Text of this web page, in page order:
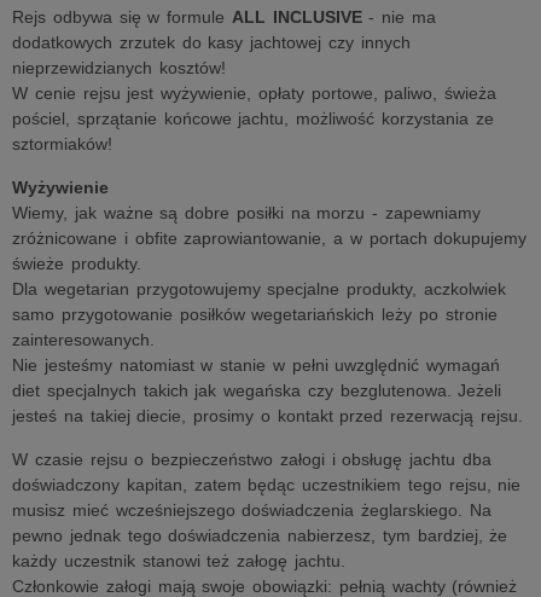
Rejs odbywa się w formule ALL INCLUSIVE- nie ma
dodatkowych zrzutek do kasy jachtowej czy innych
nieprzewidzianych kosztów!
W cenie rejsu jest wyżywienie, opłaty portowe, paliwo, świeża
pościel, sprzątanie końcowe jachtu, możliwość korzystania ze
sztormiaków!
Wyżywienie
Wiemy, jak ważne są dobre posiłki na morzu - zapewniamy
zróżnicowane i obfite zaprowiantowanie, a w portach dokupujemy
świeże produkty.
Dla wegetarian przygotowujemy specjalne produkty, aczkolwiek
samo przygotowanie posiłków wegetariańskich leży po stronie
zainteresowanych.
Nie jesteśmy natomiast w stanie w pełni uwzględnić wymagań
diet specjalnych takich jak wegańska czy bezglutenowa. Jeżeli
jesteś na takiej diecie, prosimy o kontakt przed rezerwacją rejsu.
W czasie rejsu o bezpieczeństwo załogi i obsługę jachtu dba
doświadczony kapitan, zatem będąc uczestnikiem tego rejsu, nie
musisz mieć wcześniejszego doświadczenia żeglarskiego. Na
pewno jednak tego doświadczenia nabierzesz, tym bardziej, że
każdy uczestnik stanowi też załogę jachtu.
Członkowie załogi mają swoje obowiązki: pełnią wachty (również